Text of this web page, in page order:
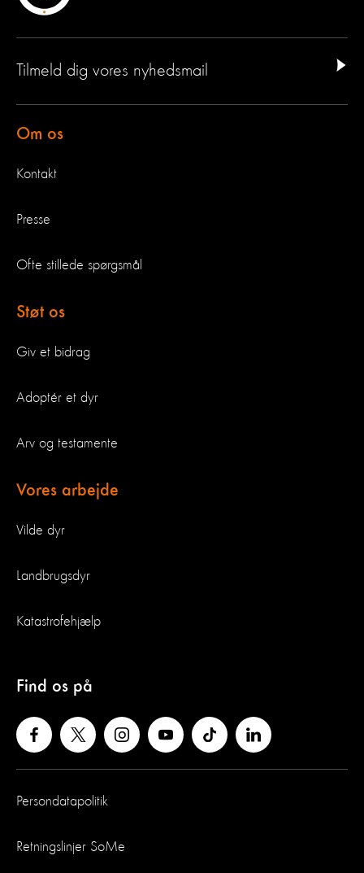
Tilmeld dig vores nyhedsmail
Om os
Kontakt
Presse
Ofte stillede spørgsmål
Støt os
Giv et bidrag
Adoptér et dyr
Arv og testamente
Vores arbejde
Vilde dyr
Landbrugsdyr
Katastrofehjælp
Find os på
Persondatapolitik
Retningslinjer SoMe